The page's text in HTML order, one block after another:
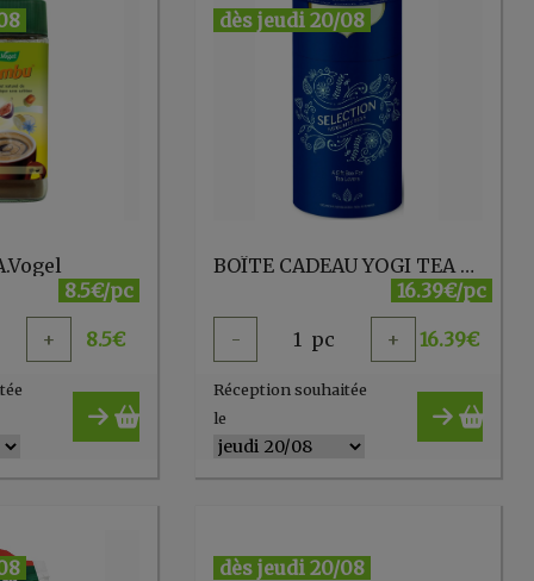
8.5€/pc
+ 8.5€
dès jeudi 20/08
BOÎTE CADEAU YOGI TEA - 30 inf
16.39€/pc
- 1 pc + 16.39€
Réception souhaitée
le
dès jeudi 20/08